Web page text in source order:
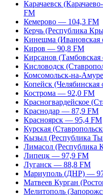
Карачаевск
FM
Кемерово — 104,3 FM
Керчь (Республика
Кинешма
Киров — 90,8 FM
Кирсанов
Кисловодск
Комсомольск-на-
Копейск
Кострома — 92,0 FM
Красногвардейское
Краснодар — 87,9 FM
Красноярск — 95,4 FM
Курская
Кызыл (Республика
Лимасол (Республика
Липецк — 97,9 FM
Луганск — 88,8 FM
Мариуполь (ДНР) —
Матвеев Курган
Мелитополь